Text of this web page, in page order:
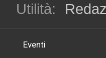
Utilità:
Eventi